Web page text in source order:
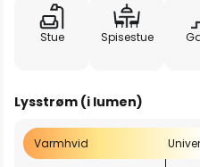
Stue Spisestue
Lysstrøm (i lumen)
Varmhvid